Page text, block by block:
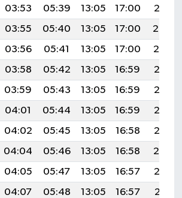
03:53 05:39 13:05 17:00
20:21
03:55 05:40 13:05 17:00
20:20
03:56 05:41 13:05 17:00
20:19
03:58 05:42 13:05 16:59
20:18
03:59 05:43 13:05 16:59
20:17
04:01 05:44 13:05 16:59
20:16
04:02 05:45 13:05 16:58
20:15
04:04 05:46 13:05 16:58
20:14
04:05 05:47 13:05 16:57
20:13
04:07 05:48 13:05 16:57
20:11